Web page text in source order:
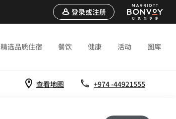
登录或注册
精选品质住宿 餐饮 健康 活动 图库
查看地图 +974 -44921555